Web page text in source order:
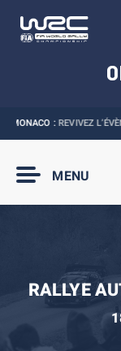
:REVIVEZ
MENU
RALLYE